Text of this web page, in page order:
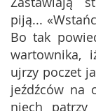
piją...
Bo tak
wartownika,
ujrzy poczet
jeźdźców na
niech patrzy